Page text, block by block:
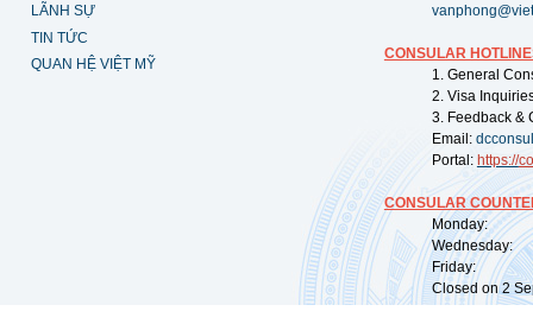
LÃNH SỰ
TIN TỨC
QUAN HỆ VIỆT MỸ
CONSULAR
1. General
2. Visa
3. Feedback &
Email:
Portal: https://
CONSULAR
Monday:
Wednesday:
Friday:
Closed on 2